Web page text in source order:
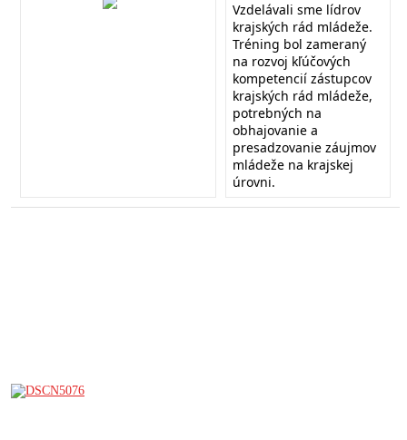
Vzdelávali sme lídrov
krajských rád mládeže.
Tréning bol zameraný
na rozvoj kľúčových
kompetencií zástupcov
krajských rád mládeže,
potrebných na
obhajovanie a
presadzovanie záujmov
mládeže na krajskej
úrovni.